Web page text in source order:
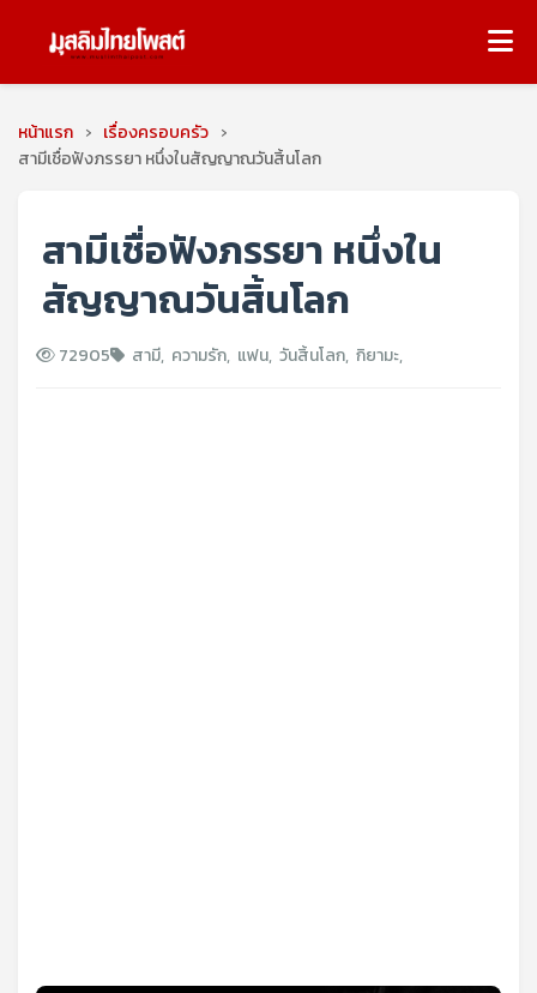
หน้าแรก › เรื่องครอบครัว ›
สามีเชื่อฟังภรรยา หนึ่งในสัญญาณวันสิ้นโลก
สามีเชื่อฟังภรรยา หนึ่งใน
สัญญาณวันสิ้นโลก
72905 สามี, ความรัก, แฟน, วันสิ้นโลก, กิยามะ,